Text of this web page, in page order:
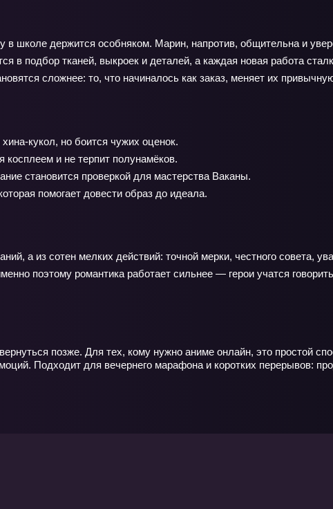
школе держится особняком. Марин, напротив, общительна и
в подбор тканей, выкроек и деталей, а каждая новая работа
сложнее: то, что начиналось как заказ, меняет их
кукол, но боится чужих оценок.
косплеем и не терпит полунамёков.
становится проверкой для мастерства Ваканы.
помогает довести образ до идеала.
а из сотен мелких действий: точной мерки, честного совета,
поэтому романтика работает сильнее — герои учатся
позже. Для тех, кому нужно аниме онлайн, это простой
Подходит для вечернего марафона и коротких перерывов: